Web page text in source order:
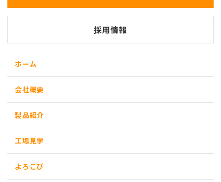
採用情報
ホーム
会社概要
製品紹介
工場見学
よろこび